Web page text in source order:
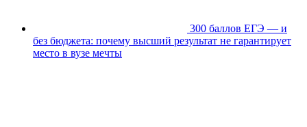
300 баллов ЕГЭ — и
без бюджета: почему высший результат не гарантирует
место в вузе мечты